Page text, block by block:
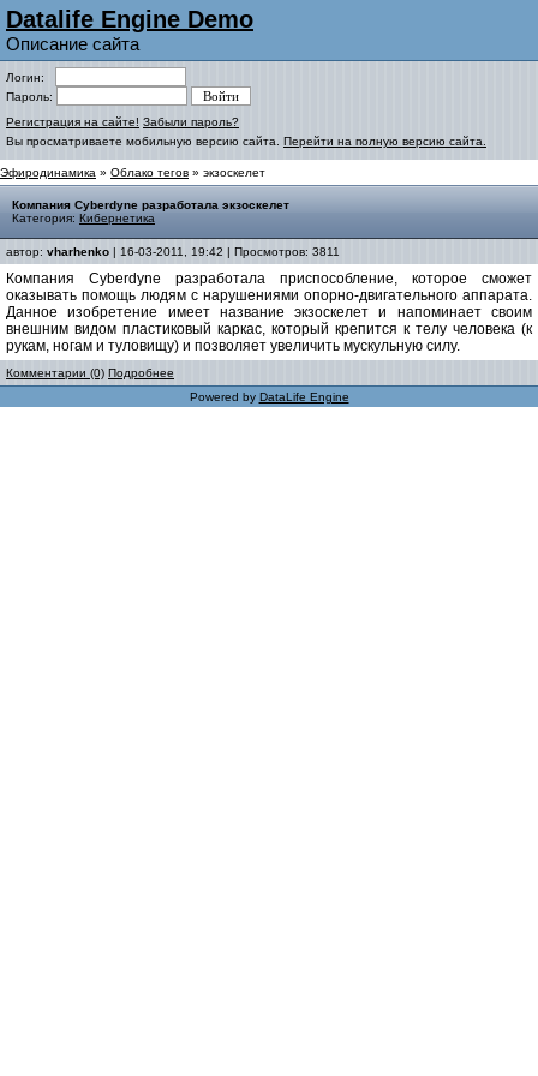
Datalife Engine Demo
Описание сайта
Логин:
Пароль:
Регистрация на сайте! Забыли пароль?
Вы просматриваете мобильную версию сайта. Перейти на полную версию сайта.
Эфиродинамика » Облако тегов » экзоскелет
Компания Cyberdyne разработала экзоскелет
Категория: Кибернетика
автор: vharhenko | 16-03-2011, 19:42 | Просмотров: 3811
Компания Cyberdyne разработала приспособление, которое сможет
оказывать помощь людям с нарушениями опорно-двигательного аппарата.
Данное изобретение имеет название экзоскелет и напоминает своим
внешним видом пластиковый каркас, который крепится к телу человека (к
рукам, ногам и туловищу) и позволяет увеличить мускульную силу.
Комментарии (0) Подробнее
Powered by DataLife Engine